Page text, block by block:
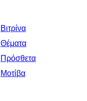
Βιτρίνα
Θέματα
Πρόσθετα
Μοτίβα